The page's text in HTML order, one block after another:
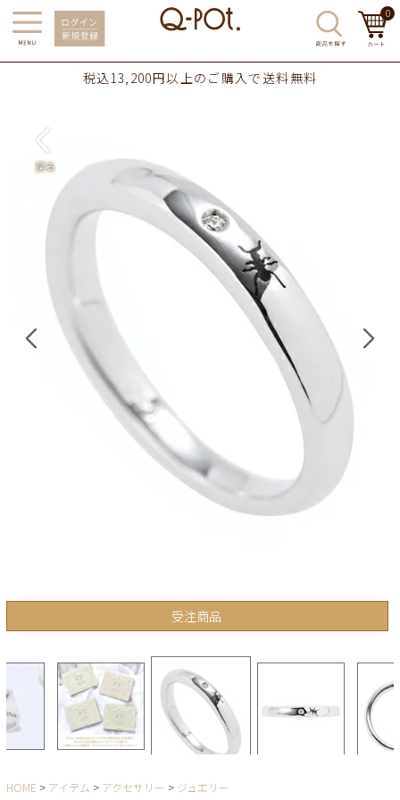
0
税込13,200円以上のご購入で送料無料
受注商品
HOME アイテム アクセサリー ジュエリー